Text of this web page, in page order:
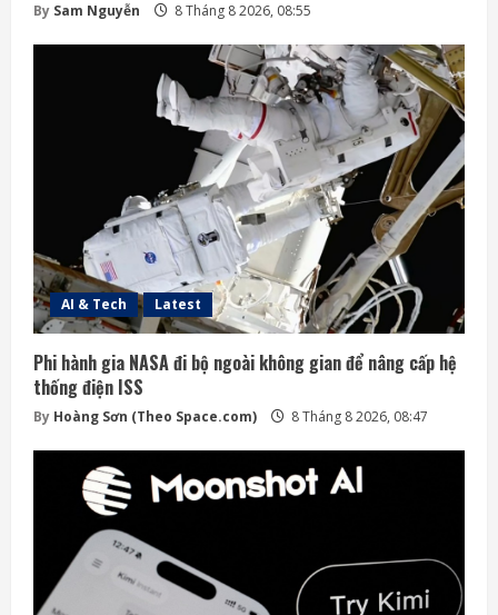
By Sam Nguyễn 8 Tháng 8 2026, 08:55
AI & Tech Latest
Phi hành gia NASA đi bộ ngoài không gian để nâng cấp hệ
thống điện ISS
By Hoàng Sơn (Theo Space.com) 8 Tháng 8 2026, 08:47